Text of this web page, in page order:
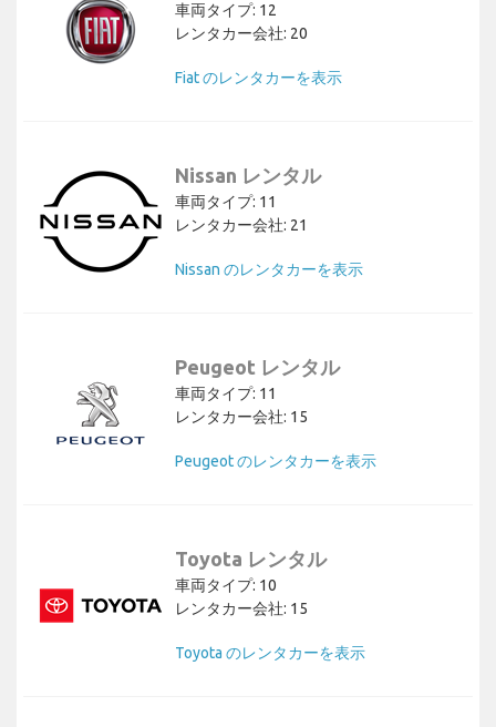
車両タイプ: 12
レンタカー会社: 20
Fiat のレンタカーを表示
Nissan レンタル
車両タイプ: 11
レンタカー会社: 21
Nissan のレンタカーを表示
Peugeot レンタル
車両タイプ: 11
レンタカー会社: 15
Peugeot のレンタカーを表示
Toyota レンタル
車両タイプ: 10
レンタカー会社: 15
Toyota のレンタカーを表示